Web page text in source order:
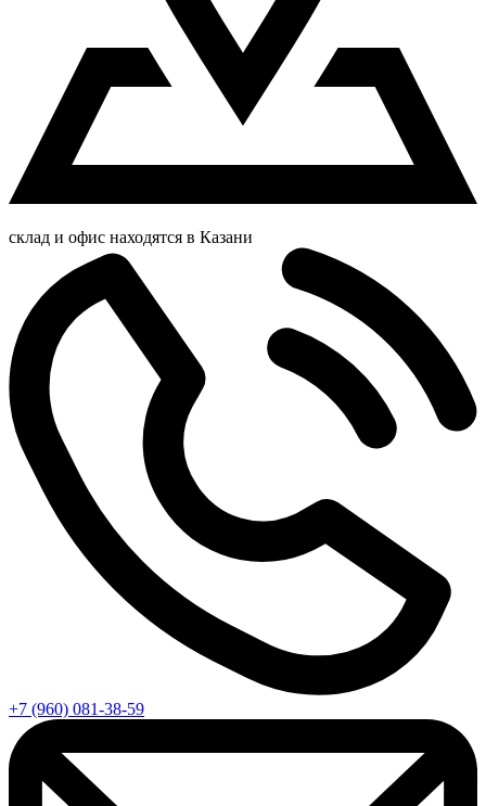
склад и офис находятся в Казани
+7 (960) 081-38-59